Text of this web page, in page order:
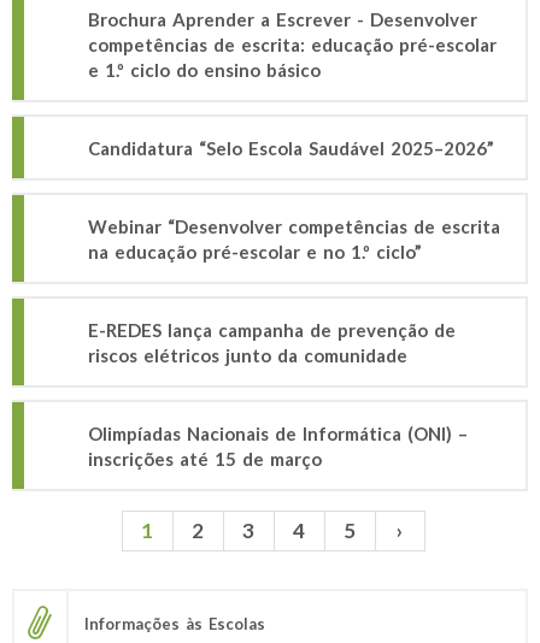
Brochura Aprender a Escrever - Desenvolver
competências de escrita: educação pré-escolar
e 1.º ciclo do ensino básico
Candidatura “Selo Escola Saudável 2025–2026”
Webinar “Desenvolver competências de escrita
na educação pré-escolar e no 1.º ciclo”
E-REDES lança campanha de prevenção de
riscos elétricos junto da comunidade
Olimpíadas Nacionais de Informática (ONI) –
inscrições até 15 de março
1 2 3 4 5 ›
Informações às Escolas